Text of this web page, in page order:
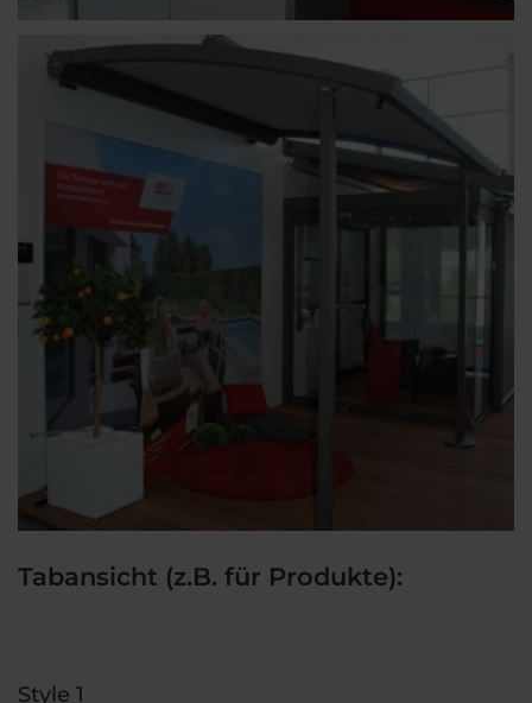
Tabansicht (z.B. für Produkte):
Style 1